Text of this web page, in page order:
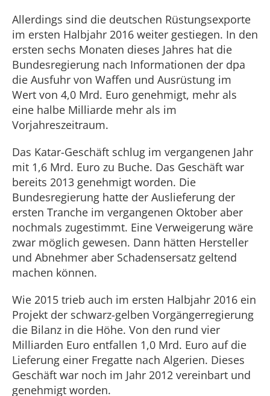
Allerdings sind die deutschen Rüstungsexporte
im ersten Halbjahr 2016 weiter gestiegen. In den
ersten sechs Monaten dieses Jahres hat die
Bundesregierung nach Informationen der dpa
die Ausfuhr von Waffen und Ausrüstung im
Wert von 4,0 Mrd. Euro genehmigt, mehr als
eine halbe Milliarde mehr als im
Vorjahreszeitraum.
Das Katar-Geschäft schlug im vergangenen Jahr
mit 1,6 Mrd. Euro zu Buche. Das Geschäft war
bereits 2013 genehmigt worden. Die
Bundesregierung hatte der Auslieferung der
ersten Tranche im vergangenen Oktober aber
nochmals zugestimmt. Eine Verweigerung wäre
zwar möglich gewesen. Dann hätten Hersteller
und Abnehmer aber Schadensersatz geltend
machen können.
Wie 2015 trieb auch im ersten Halbjahr 2016 ein
Projekt der schwarz-gelben Vorgängerregierung
die Bilanz in die Höhe. Von den rund vier
Milliarden Euro entfallen 1,0 Mrd. Euro auf die
Lieferung einer Fregatte nach Algerien. Dieses
Geschäft war noch im Jahr 2012 vereinbart und
genehmigt worden.